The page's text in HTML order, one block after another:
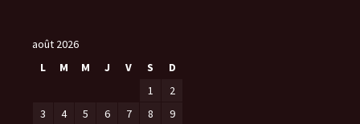
août 2026
L
M M J V S
D
1
2
3
4 5 6 7 8
9